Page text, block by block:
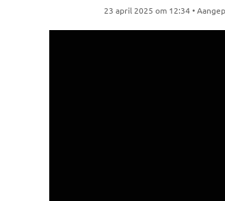
23 april 2025 om 12:34 •